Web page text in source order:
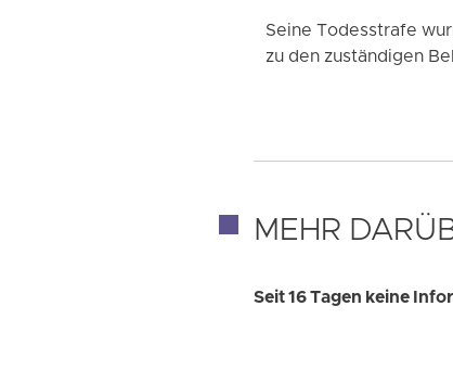
Seine Todesstrafe
zu den zuständigen
MEHR
Seit 16 Tagen keine